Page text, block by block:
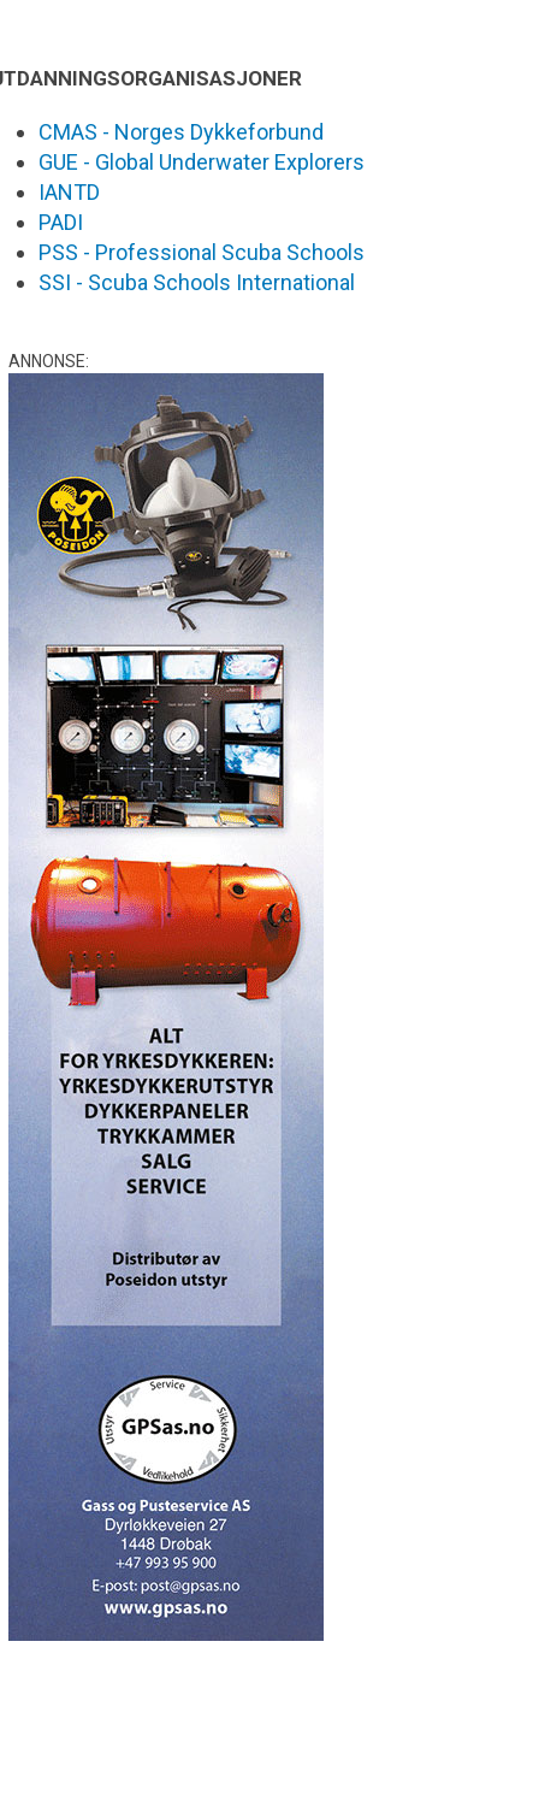
CMAS - Norges Dykkeforbund
GUE - Global Underwater Explorers
IANTD
PADI
PSS - Professional Scuba Schools
SSI - Scuba Schools International
ANNONSE: